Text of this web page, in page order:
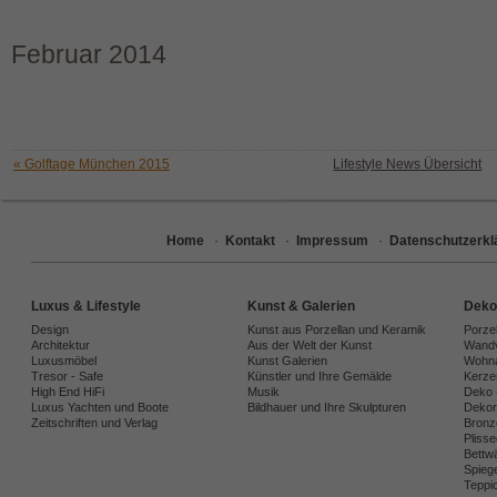
Februar 2014
« Golftage München 2015 Lifestyle News Übersicht
Home · Kontakt · Impressum ·
Luxus & Lifestyle
Design
Architektur
Luxusmöbel
Tresor - Safe
High End HiFi
Luxus Yachten und Boote
Zeitschriften und Verlag
Kunst & Galerien
Kunst aus Porzellan und Keramik
Aus der Welt der Kunst
Kunst Galerien
Künstler und Ihre Gemälde
Musik
Bildhauer und Ihre Skulpturen
Deko